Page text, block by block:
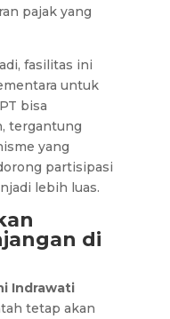
pajak yang
fasilitas ini
untuk
bisa
tergantung
yang
partisipasi
lebih luas.
di
Indrawati
tetap akan